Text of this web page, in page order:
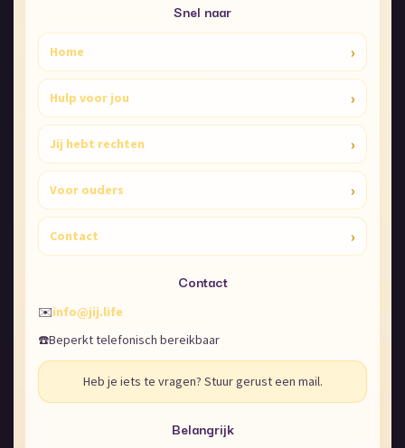
Snel naar
Home ›
Hulp voor jou ›
Jij hebt rechten ›
Voor ouders ›
Contact ›
Contact
✉️info@jij.life
☎️Beperkt telefonisch bereikbaar
Heb je iets te vragen? Stuur gerust een mail.
Belangrijk